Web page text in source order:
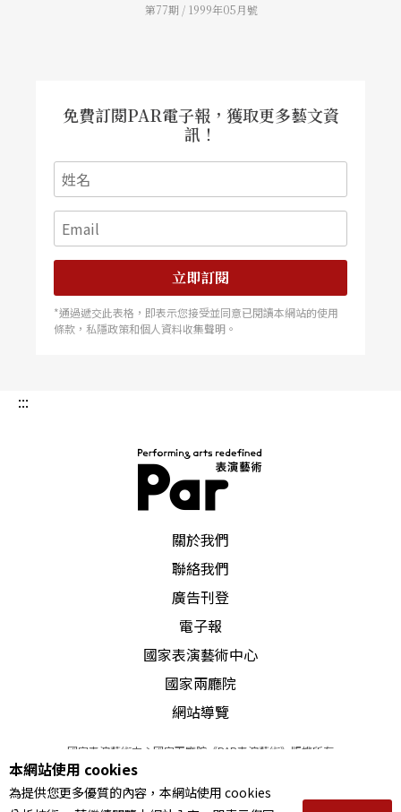
紐約百老匯劇院上演的戲劇與音樂劇所設立的奬
第77期 / 1999年05月號
免費訂閱PAR電子報，獲取更多藝文資
訊！
立即訂閱
*通過遞交此表格，即表示您接受並同意已閱讀本網站的使用
條款，私隱政策和個人資料收集聲明。
:::
關於我們
聯絡我們
廣告刊登
電子報
國家表演藝術中心
國家兩廳院
網站導覽
國家表演藝術中心國家兩廳院《PAR表演藝術》版權所有
© 2022Performing arts redefined. All Rights Reserved
統一編號 Tax Id number 00973926
本網站使用 cookies
為提供您更多優質的內容，本網站使用 cookies